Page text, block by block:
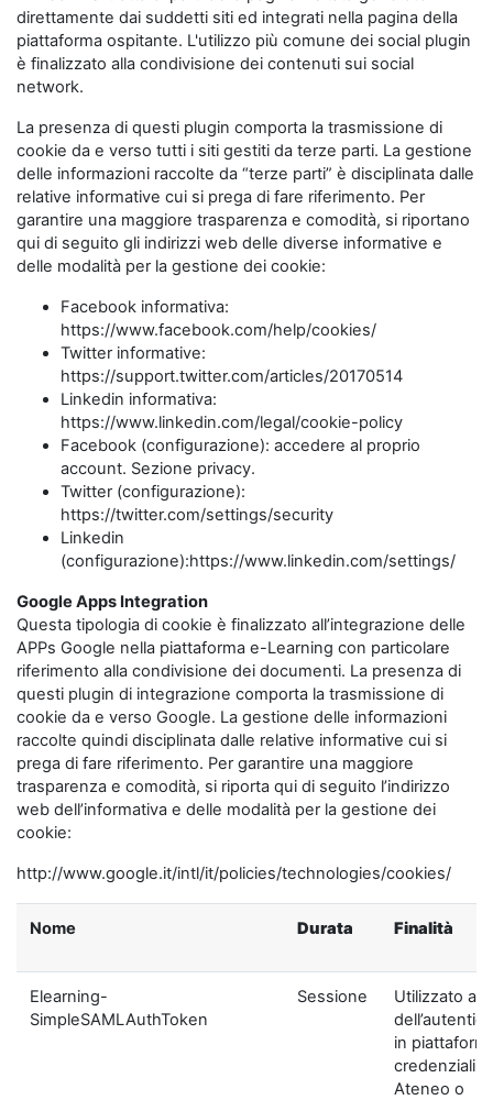
direttamente dai suddetti siti ed integrati nella pagina della
piattaforma ospitante. L'utilizzo più comune dei social plugin
è finalizzato alla condivisione dei contenuti sui social
network.
La presenza di questi plugin comporta la trasmissione di
cookie da e verso tutti i siti gestiti da terze parti. La gestione
delle informazioni raccolte da “terze parti” è disciplinata dalle
relative informative cui si prega di fare riferimento. Per
garantire una maggiore trasparenza e comodità, si riportano
qui di seguito gli indirizzi web delle diverse informative e
delle modalità per la gestione dei cookie:
Facebook informativa:
https://www.facebook.com/help/cookies/
Twitter informative:
https://support.twitter.com/articles/20170514
Linkedin informativa:
https://www.linkedin.com/legal/cookie-policy
Facebook (configurazione): accedere al proprio
account. Sezione privacy.
Twitter (configurazione):
https://twitter.com/settings/security
Linkedin
(configurazione):https://www.linkedin.com/settings/
Google Apps Integration
Questa tipologia di cookie è finalizzato all’integrazione delle
APPs Google nella piattaforma e-Learning con particolare
riferimento alla condivisione dei documenti. La presenza di
questi plugin di integrazione comporta la trasmissione di
cookie da e verso Google. La gestione delle informazioni
raccolte quindi disciplinata dalle relative informative cui si
prega di fare riferimento. Per garantire una maggiore
trasparenza e comodità, si riporta qui di seguito l’indirizzo
web dell’informativa e delle modalità per la gestione dei
cookie:
http://www.google.it/intl/it/policies/technologies/cookies/
Nome Durata Finalità
Elearning-
SimpleSAMLAuthToken
Sessione
Utilizzato ai
in
credenziali di
Ateneo o